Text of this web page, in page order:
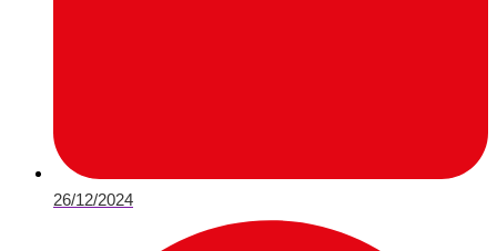
26/12/2024